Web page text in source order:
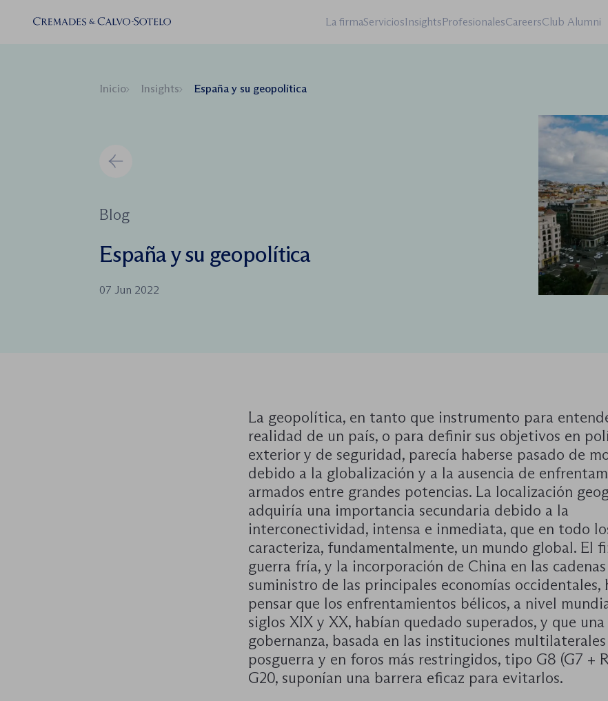
La firmaServiciosInsightsProfesionalesCareersClub Alumni
Inicio Insights España y su geopolítica
Blog
España y su geopolítica
07 Jun 2022
La geopolítica, en tanto que instrumento para
realidad de un país, o para definir sus objetivos en
exterior y de seguridad, parecía haberse pasado de
debido a la globalización y a la ausencia de
armados entre grandes potencias. La localización
adquiría una importancia secundaria debido a la
interconectividad, intensa e inmediata, que en todo
caracteriza, fundamentalmente, un mundo global. El
guerra fría, y la incorporación de China en las
suministro de las principales economías occidentales,
pensar que los enfrentamientos bélicos, a nivel
siglos XIX y XX, habían quedado superados, y que una
gobernanza, basada en las instituciones
posguerra y en foros más restringidos, tipo G8 (G7 +
G20, suponían una barrera eficaz para evitarlos.